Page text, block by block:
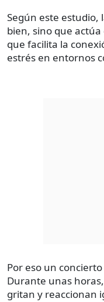
Según este estudio,
bien, sino que
que facilita la
estrés en entornos
Por eso un
Durante unas
gritan y reaccionan